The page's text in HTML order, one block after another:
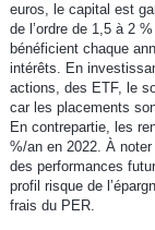
euros, le capital est
de l’ordre de 1,5 à 2
bénéficient chaque
intérêts. En
actions, des ETF, le
car les placements
En contrepartie, les
%/an en 2022. À
des performances
profil risque de
frais du PER.